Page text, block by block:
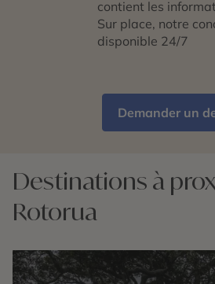
contient les
Sur place, notre
disponible 24/7
Demander un
Destinations à
Rotorua